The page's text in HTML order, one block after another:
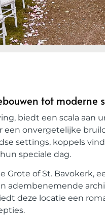
tot moderne
biedt een scala aan
onvergetelijke
settings, koppels
speciale dag.
Grote of St. Bavokerk,
adembenemende
deze locatie een